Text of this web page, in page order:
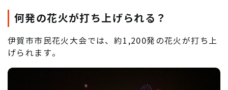
何発の花火が打ち上げられる？
伊賀市市民花火大会では、約1,200発の花火が打ち上
げられます。